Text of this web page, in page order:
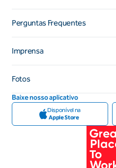
Perguntas Frequentes
Imprensa
Fotos
Baixe nosso aplicativo
Disponível na
Apple Store